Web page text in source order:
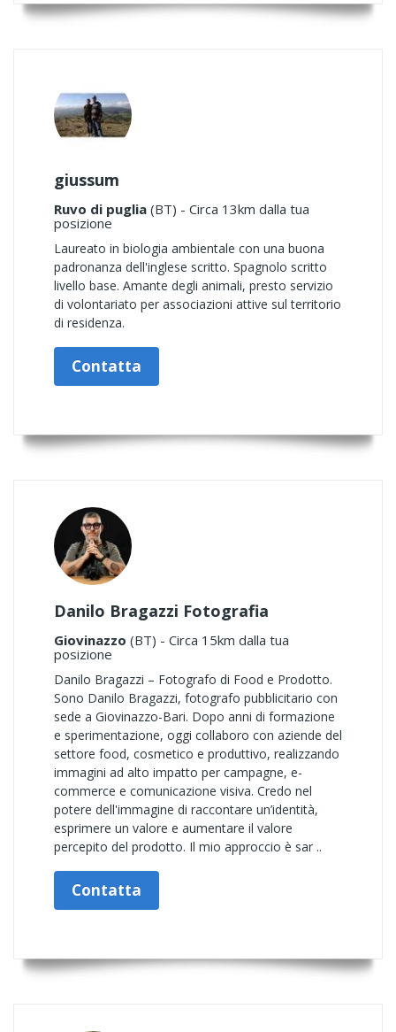
giussum
Ruvo di puglia (BT) - Circa 13km dalla tua
posizione
Laureato in biologia ambientale con una buona
padronanza dell'inglese scritto. Spagnolo scritto
livello base. Amante degli animali, presto servizio
di volontariato per associazioni attive sul territorio
di residenza.
Contatta
Danilo Bragazzi Fotografia
Giovinazzo (BT) - Circa 15km dalla tua
posizione
Danilo Bragazzi – Fotografo di Food e Prodotto.
Sono Danilo Bragazzi, fotografo pubblicitario con
sede a Giovinazzo-Bari. Dopo anni di formazione
e sperimentazione, oggi collaboro con aziende del
settore food, cosmetico e produttivo, realizzando
immagini ad alto impatto per campagne, e-
commerce e comunicazione visiva. Credo nel
potere dell'immagine di raccontare un’identità,
esprimere un valore e aumentare il valore
percepito del prodotto. Il mio approccio è sar ..
Contatta